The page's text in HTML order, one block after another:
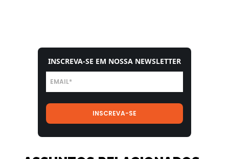
INSCREVA-SE EM NOSSA NEWSLETTER